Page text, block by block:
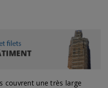
couvrent une très large